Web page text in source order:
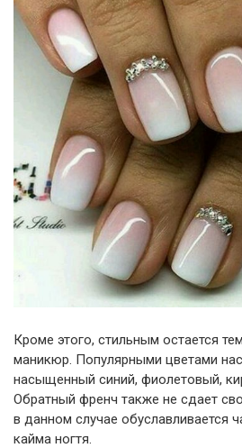
Кроме этого, стильным остается
маникюр. Популярными цветами
насыщенный синий, фиолетовый,
Обратный френч также не сдает
в данном случае обуславливается
кайма ногтя.